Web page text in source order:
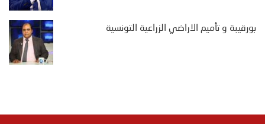
بورقيبة و تأميم الاراضي الزراعية التونسية